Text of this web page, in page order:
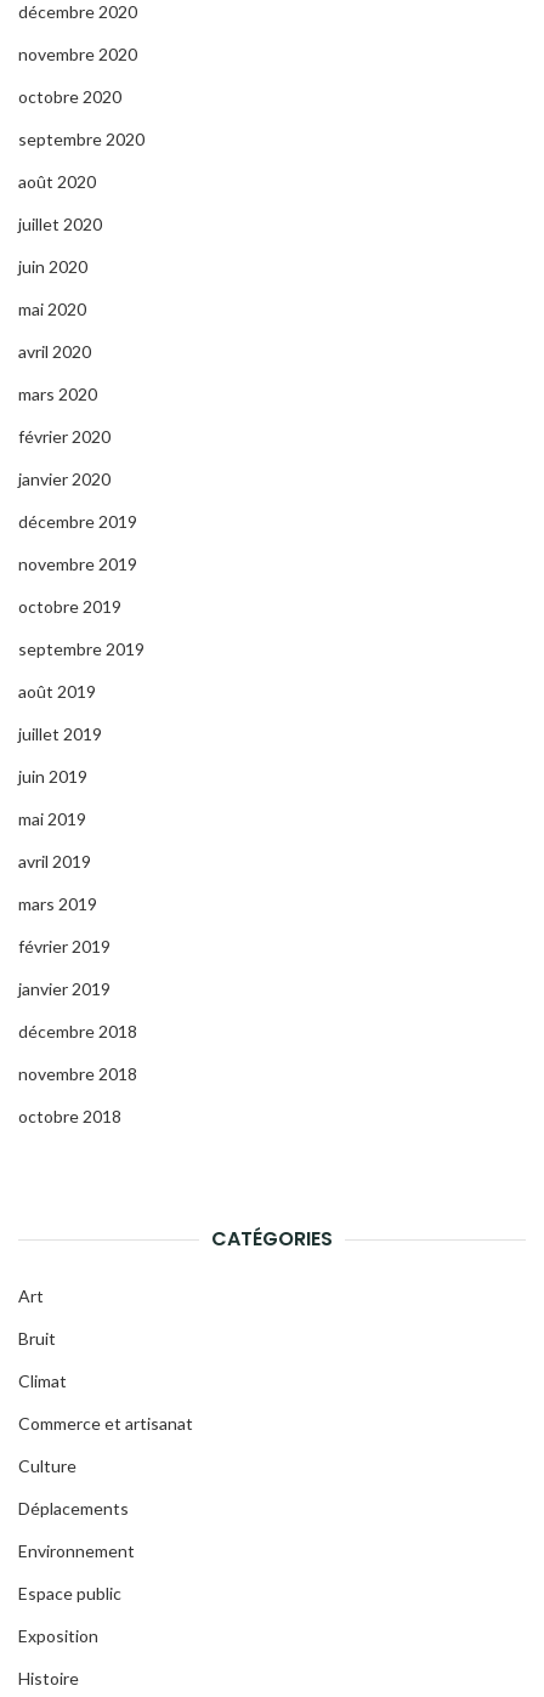
décembre 2020
novembre 2020
octobre 2020
septembre 2020
août 2020
juillet 2020
juin 2020
mai 2020
avril 2020
mars 2020
février 2020
janvier 2020
décembre 2019
novembre 2019
octobre 2019
septembre 2019
août 2019
juillet 2019
juin 2019
mai 2019
avril 2019
mars 2019
février 2019
janvier 2019
décembre 2018
novembre 2018
octobre 2018
CATÉGORIES
Art
Bruit
Climat
Commerce et artisanat
Culture
Déplacements
Environnement
Espace public
Exposition
Histoire